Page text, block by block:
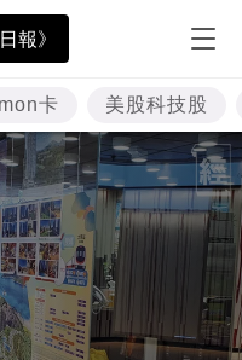
報》
卡 美股科技股